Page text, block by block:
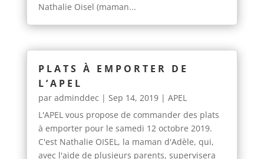
Nathalie Oisel (maman...
PLATS À EMPORTER DE
L’APEL
par adminddec | Sep 14, 2019| APEL
L'APEL vous propose de commander des plats
à emporter pour le samedi 12 octobre 2019.
C'est Nathalie OISEL, la maman d'Adèle, qui,
avec l'aide de plusieurs parents, supervisera